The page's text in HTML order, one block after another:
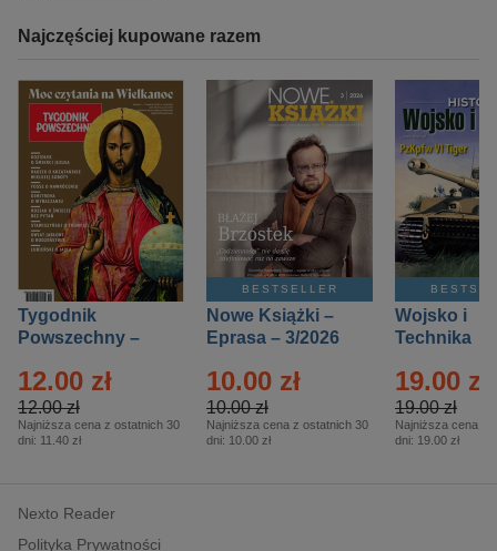
Najczęściej kupowane razem
Tygodnik
Powszechny –
12.00 zł
12.00 zł
Najniższa cena z ostatnich 30
dni: 11.40 zł
BESTSELLER
Nowe Książki –
Eprasa – 3/2026
10.00 zł
10.00 zł
Najniższa cena z ostatnich 30
dni: 10.00 zł
Wojsko i
Technika
– 2/2026
19.00 zł
19.00 zł
Najniższa cena z
dni: 19.00 zł
Nexto Reader
Polityka Prywatności